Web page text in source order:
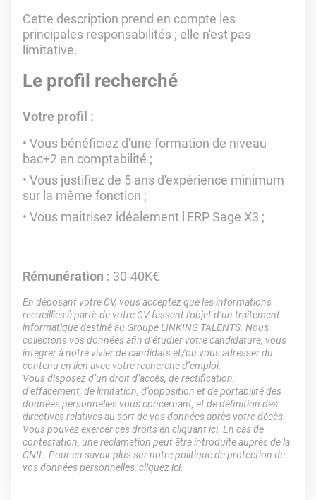
Cette description prend en compte les
principales responsabilités ; elle n'est pas
limitative.
Le profil recherché
Votre profil :
Vous bénéficiez d'une formation de niveau
bac+2 en comptabilité ;
Vous justifiez de 5 ans d'expérience minimum
sur la même fonction ;
Vous maitrisez idéalement l'ERP Sage X3 ;
Rémunération : 30-40K€
En déposant votre CV, vous acceptez que les informations
recueillies à partir de votre CV fassent l’objet d’un traitement
informatique destiné au Groupe LINKING TALENTS. Nous
collectons vos données afin d’étudier votre candidature, vous
intégrer à notre vivier de candidats et/ou vous adresser du
contenu en lien avec votre recherche d’emploi.
Vous disposez d’un droit d’accès, de rectification,
d’effacement, de limitation, d’opposition et de portabilité des
données personnelles vous concernant, et de définition des
directives relatives au sort de vos données après votre décès.
Vous pouvez exercer ces droits en cliquantici. En cas de
contestation, une réclamation peut être introduite auprès de la
CNIL. Pour en savoir plus sur notre politique de protection de
vos données personnelles, cliquezici.